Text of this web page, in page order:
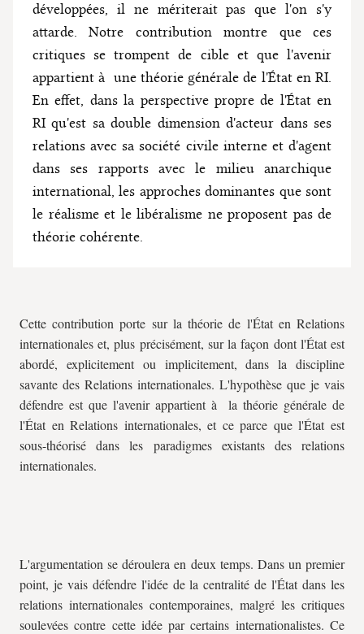
développées, il ne mériterait pas que l'on s'y
attarde. Notre contribution montre que ces
critiques se trompent de cible et que l'avenir
appartient à une théorie générale de l'État en RI.
En effet, dans la perspective propre de l'État en
RI qu'est sa double dimension d'acteur dans ses
relations avec sa société civile interne et d'agent
dans ses rapports avec le milieu anarchique
international, les approches dominantes que sont
le réalisme et le libéralisme ne proposent pas de
théorie cohérente.
Cette contribution porte sur la théorie de l'État en Relations
internationales et, plus précisément, sur la façon dont l'État est
abordé, explicitement ou implicitement, dans la discipline
savante des Relations internationales. L'hypothèse que je vais
défendre est que l'avenir appartient à la théorie générale de
l'État en Relations internationales, et ce parce que l'État est
sous-théorisé dans les paradigmes existants des relations
internationales.
L'argumentation se déroulera en deux temps. Dans un premier
point, je vais défendre l'idée de la centralité de l'État dans les
relations internationales contemporaines, malgré les critiques
soulevées contre cette idée par certains internationalistes. Ce